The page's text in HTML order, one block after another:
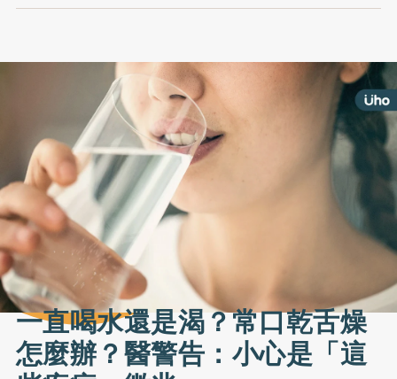
一直喝水還是渴？常口乾舌燥
怎麼辦？醫警告：小心是「這